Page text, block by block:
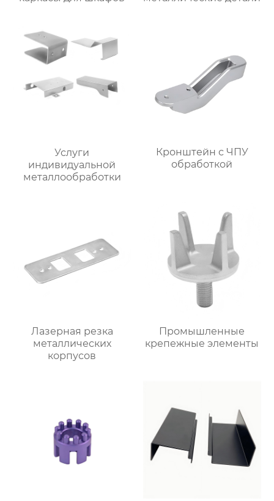
Услуги
индивидуальной
металлообработки
Кронштейн с ЧПУ
обработкой
Лазерная резка
металлических
корпусов
Промышленные
крепежные элементы